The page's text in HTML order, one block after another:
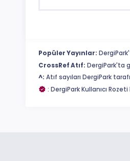
Popüler Yayınlar:
CrossRef Atıf: DergiPark'ta
^: Atıf sayıları DergiPark
: DergiPark Kullanıcı